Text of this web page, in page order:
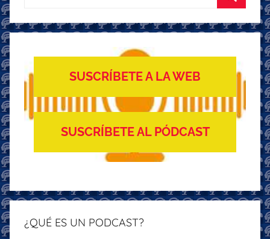
Buscar
SUSCRÍBETE A LA WEB
SUSCRÍBETE AL PÓDCAST
¿QUÉ ES UN PODCAST?